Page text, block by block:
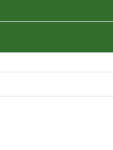
le confort et